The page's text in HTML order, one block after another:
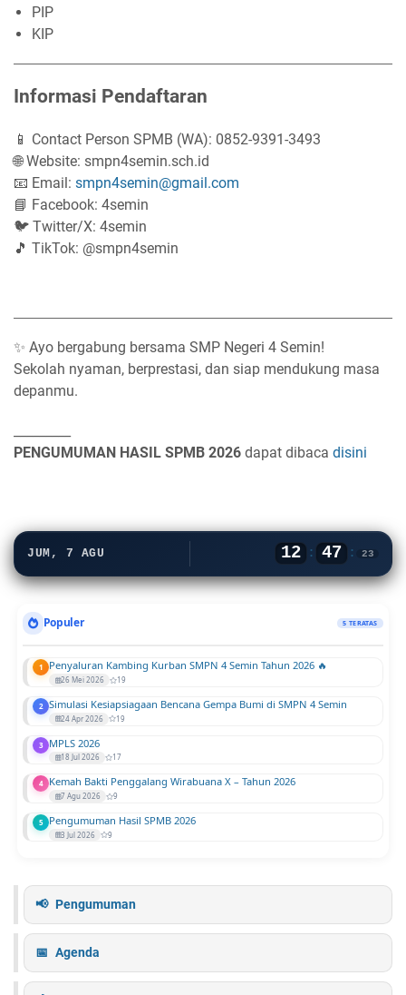
PIP
KIP
Informasi Pendaftaran
📱 Contact Person SPMB (WA): 0852-9391-3493
🌐 Website: smpn4semin.sch.id
📧 Email: smpn4semin@gmail.com
📘 Facebook: 4semin
🐦 Twitter/X: 4semin
🎵 TikTok: @smpn4semin
✨ Ayo bergabung bersama SMP Negeri 4 Semin!
Sekolah nyaman, berprestasi, dan siap mendukung masa
depanmu.
PENGUMUMAN HASIL SPMB 2026 dapat dibaca disini
JUM, 7 AGU 12 : 47 : 23
Populer 5 TERATAS
1 Penyaluran Kambing Kurban SMPN 4 Semin Tahun 2026 🔥
26 Mei 2026 19
2 Simulasi Kesiapsiagaan Bencana Gempa Bumi di SMPN 4 Semin
24 Apr 2026 19
3 MPLS 2026
18 Jul 2026 17
4 Kemah Bakti Penggalang Wirabuana X – Tahun 2026
7 Agu 2026 9
5 Pengumuman Hasil SPMB 2026
3 Jul 2026 9
Pengumuman
Agenda